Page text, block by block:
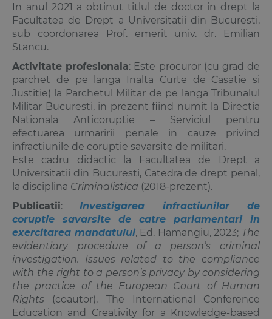
In anul 2021 a obtinut titlul de doctor in drept la
Facultatea de Drept a Universitatii din Bucuresti,
sub coordonarea Prof. emerit univ. dr. Emilian
Stancu.
Activitate profesionala: Este procuror (cu grad de
parchet de pe langa Inalta Curte de Casatie si
Justitie) la Parchetul Militar de pe langa Tribunalul
Militar Bucuresti, in prezent fiind numit la Directia
Nationala Anticoruptie – Serviciul pentru
efectuarea urmaririi penale in cauze privind
infractiunile de coruptie savarsite de militari.
Este cadru didactic la Facultatea de Drept a
Universitatii din Bucuresti, Catedra de drept penal ,
la disciplina Criminalistica (2018-prezent).
Publicatii:Investigarea infractiunilor de
coruptie savarsite de catre parlamentari in
exercitarea mandatului, Ed. Hamangiu, 2023; The
evidentiary procedure of a person’s criminal
investigation. Issues related to the compliance
with the right to a person’s privacy by considering
the practice of the European Court of Human
Rights (coautor), The International Conference
Education and Creativity for a Knowledge-based